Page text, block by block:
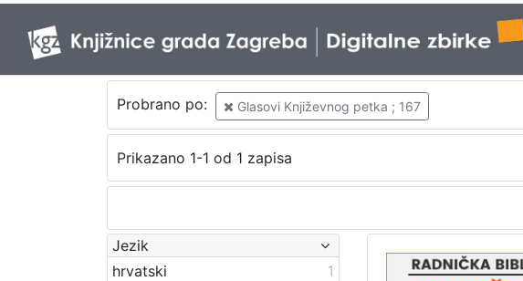
Probrano po: Glasovi Književnog petka ; 167
Prikazano 1-1 od 1 zapisa
Jezik
hrvatski
1